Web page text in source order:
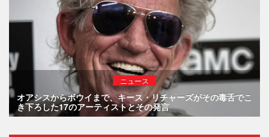
ニュース
オアシスからボウイまで、キース・リチャーズがその毒舌でこ
き下ろした17のアーティストとその発言